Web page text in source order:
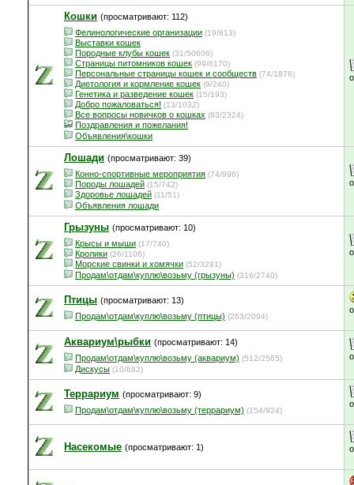
Кошки (просматривают: 112)
Фелинологические организации (19/813)
Выставки кошек
Породные клубы кошек (31/50606)
Страницы питомников кошек (99/6170)
Персональные страницы кошек и сообществ (74/1876)
Диетология и кормление кошек (9/240)
Генетика и разведение кошек (15/193)
Добро пожаловаться! (13/1032)
Все вопросы новичков о кошках (83/2324)
Поздравления и пожелания!
Объявления\кошки
Лошади (просматривают: 39)
Конно-спортивные мероприятия (74/996)
Породы лошадей (15/742)
Здоровье лошадей (11/51)
Объявления лошади
Грызуны (просматривают: 10)
Крысы и мыши (17/740)
Кролики (26/1106)
Морские свинки и хомячки (52/3291)
Продам\отдам\куплю\возьму (грызуны) (316/2740)
Птицы (просматривают: 13)
Продам\отдам\куплю\возьму (птицы) (263/2094)
Аквариум\рыбки (просматривают: 14)
Продам\отдам\куплю\возьму (аквариум) (512/2565)
Дискусы (10/682)
Террариум (просматривают: 9)
Продам\отдам\куплю\возьму (террариум) (154/924)
Насекомые (просматривают: 1)